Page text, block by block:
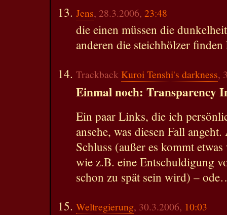
Jens, 28.3.2006, 23:48
die einen müssen die
anderen die steichhölzer finden
Trackback Kuroi Tenshi's darkness,
Einmal noch: Transparency
Ein paar Links, die ich
ansehe, was diesen Fall
Schluss (außer es kommt
wie z.B. eine Entschuldigung
schon zu spät sein wird) –
Weltregierung, 30.3.2006, 10:03